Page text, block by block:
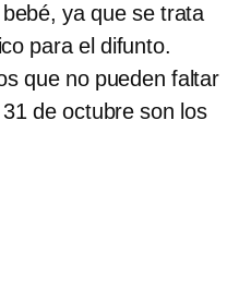
ya que se trata
para el difunto.
que no pueden faltar
de octubre son los